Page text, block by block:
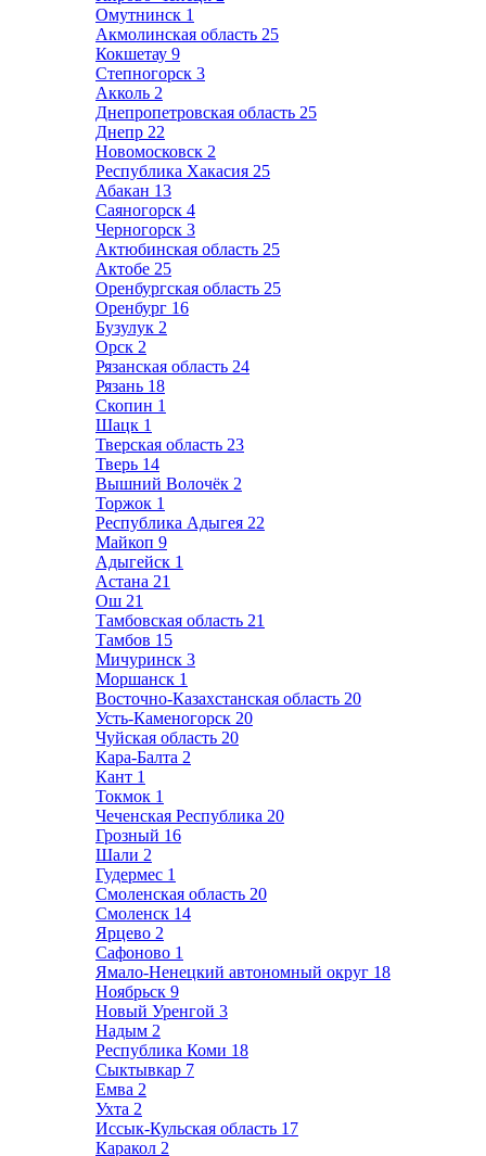
Омутнинск 1
Акмолинская область 25
Кокшетау 9
Степногорск 3
Акколь 2
Днепропетровская область 25
Днепр 22
Новомосковск 2
Республика Хакасия 25
Абакан 13
Саяногорск 4
Черногорск 3
Актюбинская область 25
Актобе 25
Оренбургская область 25
Оренбург 16
Бузулук 2
Орск 2
Рязанская область 24
Рязань 18
Скопин 1
Шацк 1
Тверская область 23
Тверь 14
Вышний Волочёк 2
Торжок 1
Республика Адыгея 22
Майкоп 9
Адыгейск 1
Астана 21
Ош 21
Тамбовская область 21
Тамбов 15
Мичуринск 3
Моршанск 1
Восточно-Казахстанская область 20
Усть-Каменогорск 20
Чуйская область 20
Кара-Балта 2
Кант 1
Токмок 1
Чеченская Республика 20
Грозный 16
Шали 2
Гудермес 1
Смоленская область 20
Смоленск 14
Ярцево 2
Сафоново 1
Ямало-Ненецкий автономный округ 18
Ноябрьск 9
Новый Уренгой 3
Надым 2
Республика Коми 18
Сыктывкар 7
Емва 2
Ухта 2
Иссык-Кульская область 17
Каракол 2